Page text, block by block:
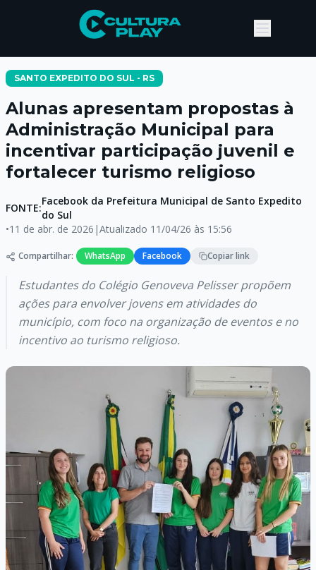
SANTO EXPEDITO DO SUL - RS
Alunas apresentam propostas à
Administração Municipal para
incentivar participação juvenil e
fortalecer turismo religioso
FONTE:
Facebook da Prefeitura Municipal de Santo Expedito
do Sul
•11 de abr. de 2026 |Atualizado 11/04/26 às 15:56
Compartilhar: WhatsApp Facebook Copiar link
Estudantes do Colégio Genoveva Pelisser propõem
ações para envolver jovens em atividades do
município, com foco na organização de eventos e no
incentivo ao turismo religioso.